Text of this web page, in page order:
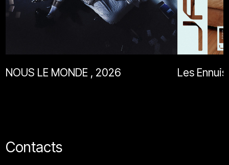
NOUS LE MONDE , 2026 Les
Contacts